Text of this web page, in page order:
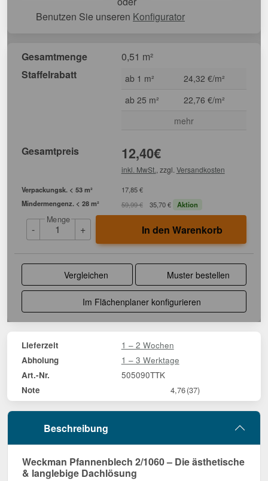
Benutzen Sie unseren Konfigurator
Gesamtmenge
0,51 m²
Staffelrabatt
ab 1 m²
24,32 €/m²
ab 25 m²
22,76 €/m²
mehr
Gesamtpreis 12,40€
inkl. MwSt. , zzgl. Versandkosten
Verpackungsk. < 53 m²
17,85 €
Mindermengenz. < 28 m²
59,99 € 35,70 € Aktion
-
Menge
+ In den Warenkorb
Vergleichen Muster bestellen
Im Flächenplaner konfigurieren
Lieferzeit 1 – 2 Wochen
Abholung 1 – 3 Werktage
Art.-Nr. 505090TTK
Note 4,76(37)
Beschreibung
Weckman Pfannenblech 2/1060 – Die ästhetische
& langlebige Dachlösung